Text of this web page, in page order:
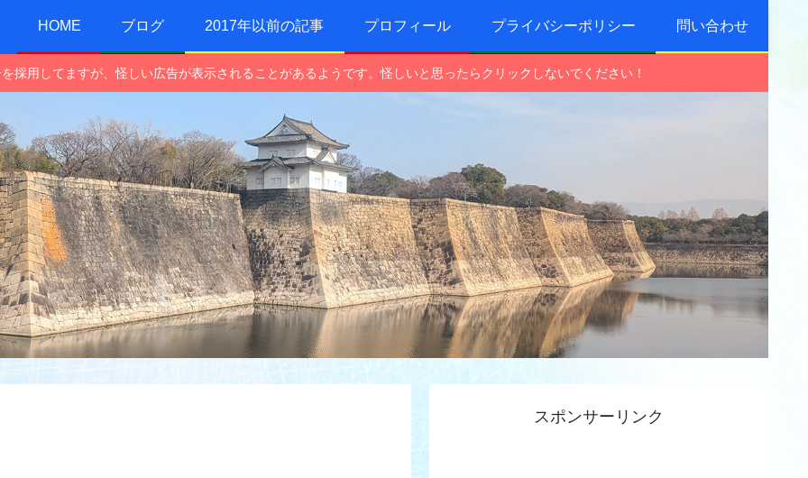
HOME ブログ 2017年以前の記事 プロフィール プライバシーポリシー 問い合わせ
採用してますが、怪しい広告が表示されることがあるようです。怪しいと思ったらクリックしないでください！
スポンサーリンク